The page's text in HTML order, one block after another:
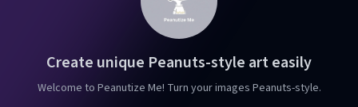
Create unique Peanuts-style art easily
Welcome to Peanutize Me! Turn your images Peanuts-style.